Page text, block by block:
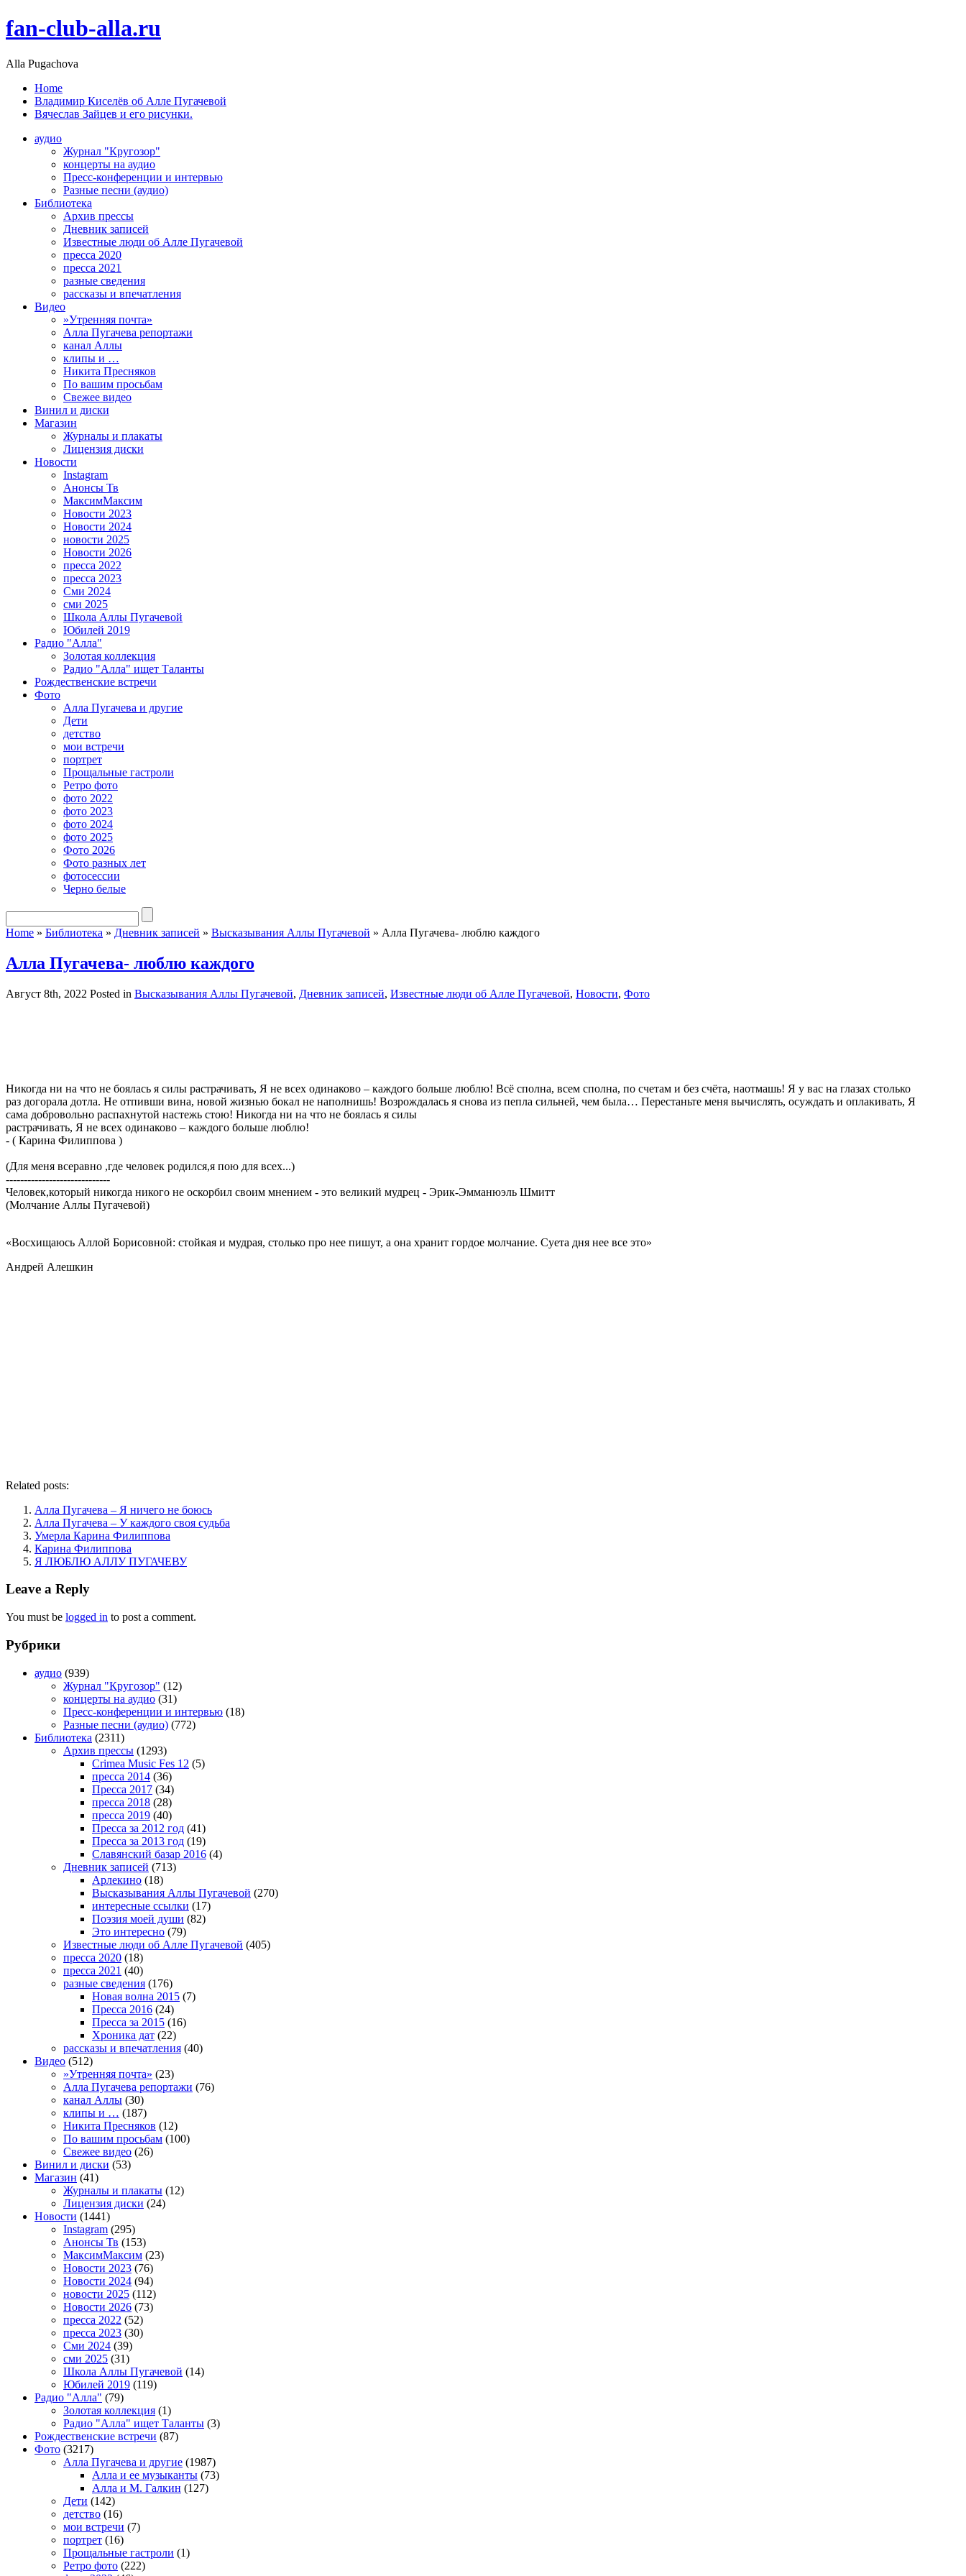
fan-club-alla.ru
Alla Pugachova
Home
Владимир Киселёв об Алле Пугачевой
Вячеслав Зайцев и его рисунки.
аудио
Журнал "Кругозор"
концерты на аудио
Пресс-конференции и интервью
Разные песни (аудио)
Библиотека
Архив прессы
Дневник записей
Известные люди об Алле Пугачевой
пресса 2020
пресса 2021
разные сведения
рассказы и впечатления
Видео
»Утренняя почта»
Алла Пугачева репортажи
канал Аллы
клипы и …
Никита Пресняков
По вашим просьбам
Свежее видео
Винил и диски
Магазин
Журналы и плакаты
Лицензия диски
Новости
Instagram
Анонсы Тв
МаксимМаксим
Новости 2023
Новости 2024
новости 2025
Новости 2026
пресса 2022
пресса 2023
Сми 2024
сми 2025
Школа Аллы Пугачевой
Юбилей 2019
Радио "Алла"
Золотая коллекция
Радио "Алла" ищет Таланты
Рождественские встречи
Фото
Алла Пугачева и другие
Дети
детство
мои встречи
портрет
Прощальные гастроли
Ретро фото
фото 2022
фото 2023
фото 2024
фото 2025
Фото 2026
Фото разных лет
фотосессии
Черно белые
Home » Библиотека » Дневник записей » Высказывания Аллы Пугачевой » Алла Пугачева- люблю каждого
Алла Пугачева- люблю каждого
Август 8th, 2022 Posted in Высказывания Аллы Пугачевой, Дневник записей, Известные люди об Алле Пугачевой, Новости, Фото
Никогда ни на что не боялась я силы растрачивать, Я не всех одинаково – каждого больше люблю! Всё сполна, всем сполна, по счетам и без счёта, наотмашь! Я у вас на глазах столько
раз догорала дотла. Не отпивши вина, новой жизнью бокал не наполнишь! Возрождалась я снова из пепла сильней, чем была… Перестаньте меня вычислять, осуждать и оплакивать, Я
сама добровольно распахнутой настежь стою! Никогда ни на что не боялась я силы
растрачивать, Я не всех одинаково – каждого больше люблю!
- ( Карина Филиппова )
(Для меня всеравно ,где человек родился,я пою для всех...)
-----------------------------
Человек,который никогда никого не оскорбил своим мнением - это великий мудрец - Эрик-Эмманюэль Шмитт
(Молчание Аллы Пугачевой)
«Восхищаюсь Аллой Борисовной: стойкая и мудрая, столько про нее пишут, а она хранит гордое молчание. Суета дня нее все это»
Андрей Алешкин
Related posts:
Алла Пугачева – Я ничего не боюсь
Алла Пугачева – У каждого своя судьба
Умерла Карина Филиппова
Карина Филиппова
Я ЛЮБЛЮ АЛЛУ ПУГАЧЕВУ
Leave a Reply
You must be logged in to post a comment.
Рубрики
аудио (939)
Журнал "Кругозор" (12)
концерты на аудио (31)
Пресс-конференции и интервью (18)
Разные песни (аудио) (772)
Библиотека (2311)
Архив прессы (1293)
Crimea Music Fes 12 (5)
пресса 2014 (36)
Пресса 2017 (34)
пресса 2018 (28)
пресса 2019 (40)
Пресса за 2012 год (41)
Пресса за 2013 год (19)
Славянский базар 2016 (4)
Дневник записей (713)
Арлекино (18)
Высказывания Аллы Пугачевой (270)
интересные ссылки (17)
Поэзия моей души (82)
Это интересно (79)
Известные люди об Алле Пугачевой (405)
пресса 2020 (18)
пресса 2021 (40)
разные сведения (176)
Новая волна 2015 (7)
Пресса 2016 (24)
Пресса за 2015 (16)
Хроника дат (22)
рассказы и впечатления (40)
Видео (512)
»Утренняя почта» (23)
Алла Пугачева репортажи (76)
канал Аллы (30)
клипы и … (187)
Никита Пресняков (12)
По вашим просьбам (100)
Свежее видео (26)
Винил и диски (53)
Магазин (41)
Журналы и плакаты (12)
Лицензия диски (24)
Новости (1441)
Instagram (295)
Анонсы Тв (153)
МаксимМаксим (23)
Новости 2023 (76)
Новости 2024 (94)
новости 2025 (112)
Новости 2026 (73)
пресса 2022 (52)
пресса 2023 (30)
Сми 2024 (39)
сми 2025 (31)
Школа Аллы Пугачевой (14)
Юбилей 2019 (119)
Радио "Алла" (79)
Золотая коллекция (1)
Радио "Алла" ищет Таланты (3)
Рождественские встречи (87)
Фото (3217)
Алла Пугачева и другие (1987)
Алла и ее музыканты (73)
Алла и М. Галкин (127)
Дети (142)
детство (16)
мои встречи (7)
портрет (16)
Прощальные гастроли (1)
Ретро фото (222)